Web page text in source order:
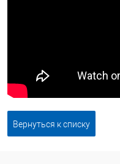
Вернуться к списку